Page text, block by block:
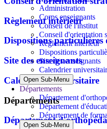
Administration
Corps enseignants
Conseil de l'institut
Conseil d'orientation
Règlement intérieur
Dispositions
Site des enseignants
Calendrier
Open Sub-Menu
Départements
Département
Département
Département de
Open Sub-Menu
Règlement intérieur
Dispositions
Site des enseignants
Calendrier universitaire
Départements
Département